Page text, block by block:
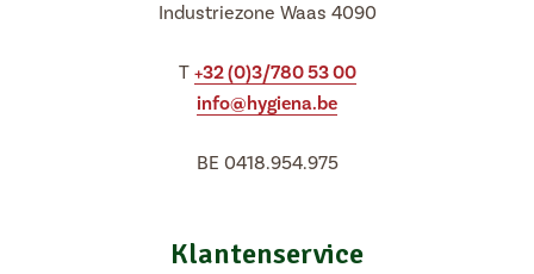
Industriezone Waas 4090
T +32 (0)3/780 53 00
info@hygiena.be
BE 0418.954.975
Klantenservice